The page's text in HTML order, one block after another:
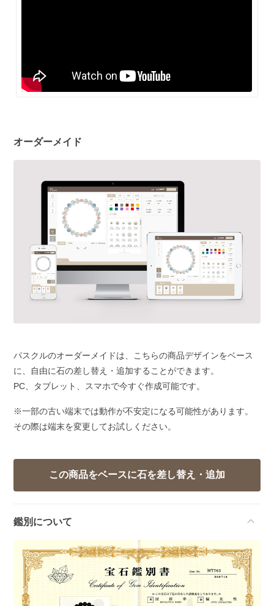
オーダーメイド
パスクルのオーダーメイドは、こちらの商品デザインをベース
に、自由に石の差し替え・追加することができます。
PC、タブレット、スマホで今すぐ作成可能です。
※一部の古い端末では動作が不安定になる可能性があります。
その際は端末を変更してお試しください。
鑑別について